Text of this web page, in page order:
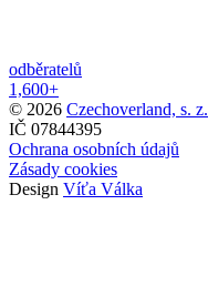
odběratelů
1,600+
© 2026 Czechoverland, s. z.
IČ 07844395
Ochrana osobních údajů
Zásady cookies
Design Víťa Válka